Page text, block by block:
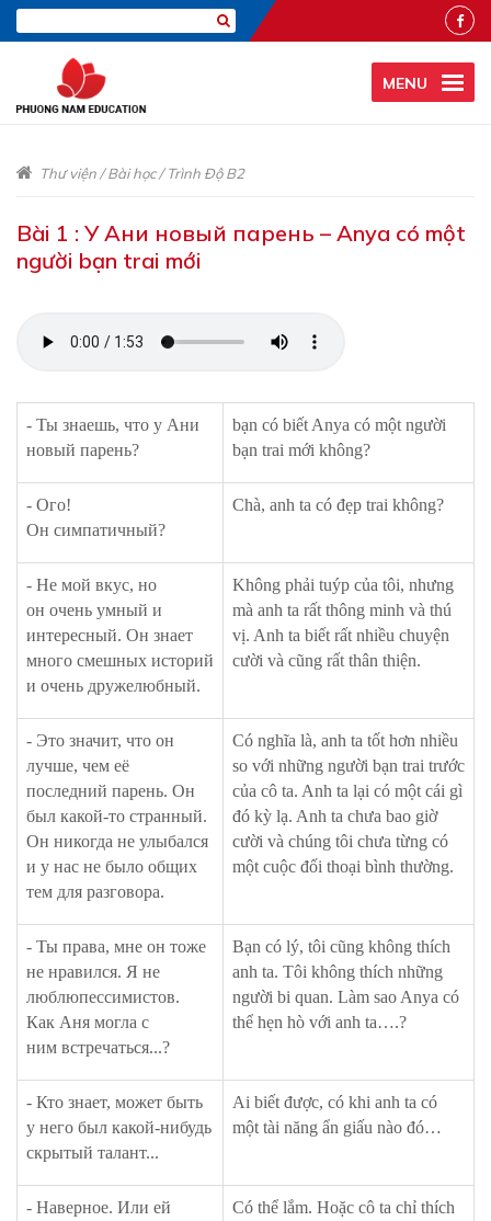
MENU
Thư viện/Bài học/Trình Độ B2
Bài 1 : У Ани новый парень – Anya có một
người bạn trai mới
- Ты знаешь, что у Ани
новый парень?
bạn có biết Anya có một người
bạn trai mới không?
- Ого!
Он симпатичный?
Chà, anh ta có đẹp trai không?
- Не мой вкус, но
он очень умный и
интересный. Он знает
много смешных историй
и очень дружелюбный.
Không phải tuýp của tôi, nhưng
mà anh ta rất thông minh và thú
vị. Anh ta biết rất nhiều chuyện
cười và cũng rất thân thiện.
- Это значит, что он
лучше, чем её
последний парень. Он
был какой-то странный.
Он никогда не улыбался
и у нас не было общих
тем для разговора.
Có nghĩa là, anh ta tốt hơn nhiều
so với những người bạn trai trước
của cô ta. Anh ta lại có một cái gì
đó kỳ lạ. Anh ta chưa bao giờ
cười và chúng tôi chưa từng có
một cuộc đối thoại bình thường.
- Ты права, мне он тоже
не нравился. Я не
люблюпессимистов.
Как Аня могла с
ним встречаться...?
Bạn có lý, tôi cũng không thích
anh ta. Tôi không thích những
người bi quan. Làm sao Anya có
thể hẹn hò với anh ta….?
- Кто знает, может быть
у него был какой-нибудь
скрытый талант...
Ai biết được, có khi anh ta có
một tài năng ẩn giấu nào đó…
- Наверное. Или ей
Có thể lắm. Hoặc cô ta chỉ thích